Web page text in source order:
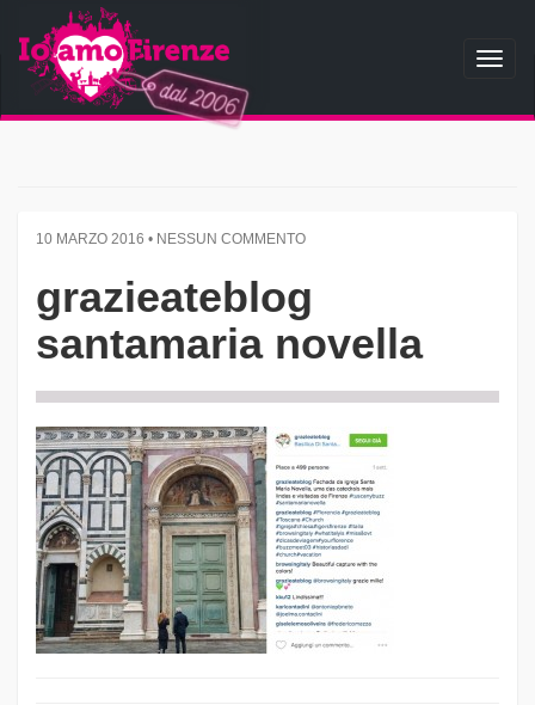
10 MARZO 2016 • NESSUN COMMENTO
grazieateblog
santamaria novella